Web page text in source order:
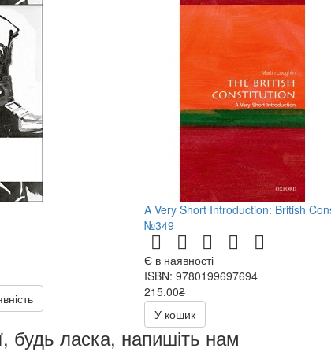
A Very Short Introduction: British
№349
Є в наявності
ISBN: 9780199697694
215.00₴
У кошик
будь ласка, напишіть нам